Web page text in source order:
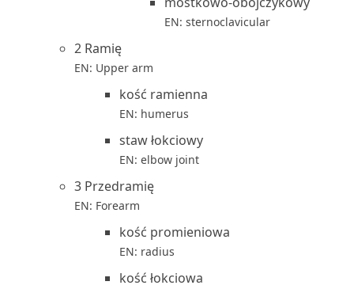
EN: sternoclavicular
2 Ramię
EN: Upper arm
kość ramienna
EN: humerus
staw łokciowy
EN: elbow joint
3 Przedramię
EN: Forearm
kość promieniowa
EN: radius
kość łokciowa